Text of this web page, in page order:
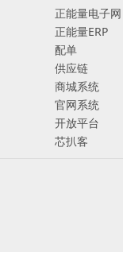
正能量电子网
正能量ERP
配单
供应链
商城系统
官网系统
开放平台
芯扒客